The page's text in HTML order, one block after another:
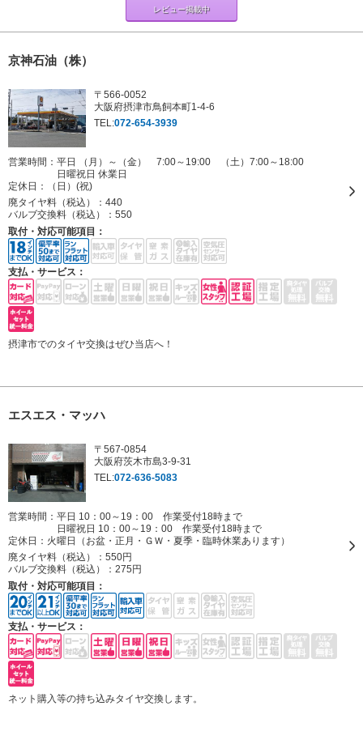
レビュー掲載中
京神石油（株）
〒566-0052
大阪府摂津市鳥飼本町1-4-6
TEL:072-654-3939
営業時間：平日 （月）～（金） 7:00～19:00 （土）7:00～18:00
日曜祝日 休業日
定休日：
（日）(祝)
廃タイヤ料（税込）： 440
バルブ交換料（税込）： 550
取付・対応可能項目：
支払・サービス：
摂津市でのタイヤ交換はぜひ当店へ！
エスエス・マッハ
〒567-0854
大阪府茨木市島3-9-31
TEL:072-636-5083
営業時間：平日 10：00～19：00 作業受付18時まで
日曜祝日 10：00～19：00 作業受付18時まで
定休日： 火曜日（お盆・正月・ＧＷ・夏季・臨時休業あります）
廃タイヤ料（税込）： 550円
バルブ交換料（税込）： 275円
取付・対応可能項目：
支払・サービス：
ネット購入等の持ち込みタイヤ交換します。